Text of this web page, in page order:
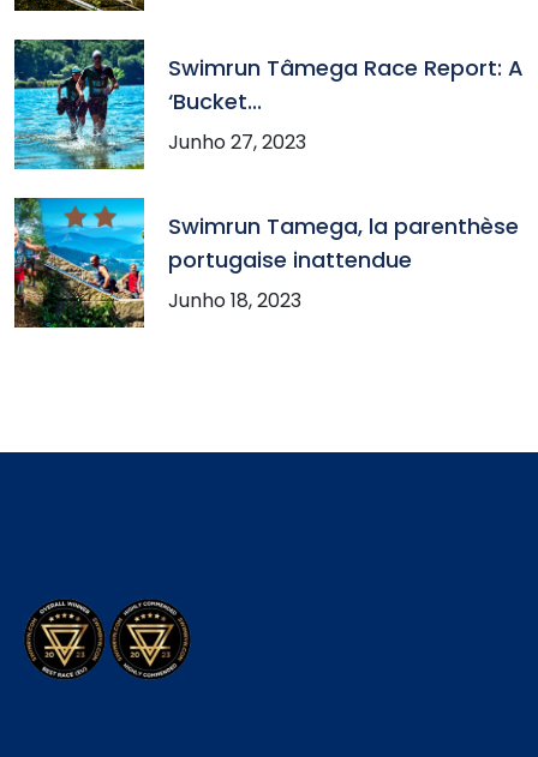
Swimrun Tâmega Race Report: A
‘Bucket...
Junho 27, 2023
Swimrun Tamega, la parenthèse
portugaise inattendue
Junho 18, 2023